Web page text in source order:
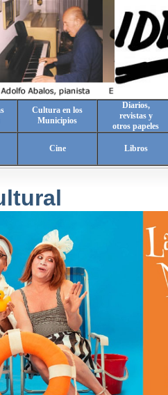
Cultura en los
Municipios
Diarios,
revistas y
otros papeles
Cine Libros